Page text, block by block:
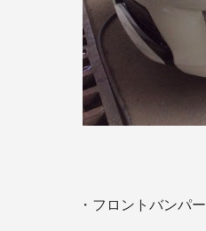
・フロントバンパー